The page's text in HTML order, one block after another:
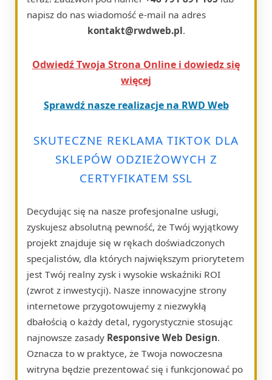
napisz do nas wiadomość e-mail na adres
kontakt@rwdweb.pl.
Odwiedź Twoja Strona Online i dowiedz się
więcej
Sprawdź nasze realizacje na RWD Web
SKUTECZNE REKLAMA TIKTOK DLA
SKLEPÓW ODZIEŻOWYCH Z
CERTYFIKATEM SSL
Decydując się na nasze profesjonalne usługi,
zyskujesz absolutną pewność, że Twój wyjątkowy
projekt znajduje się w rękach doświadczonych
specjalistów, dla których największym priorytetem
jest Twój realny zysk i wysokie wskaźniki ROI
(zwrot z inwestycji). Nasze innowacyjne strony
internetowe przygotowujemy z niezwykłą
dbałością o każdy detal, rygorystycznie stosując
najnowsze zasady Responsive Web Design.
Oznacza to w praktyce, że Twoja nowoczesna
witryna będzie prezentować się i funkcjonować po